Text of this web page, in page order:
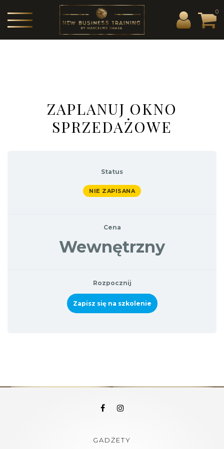
0
ZAPLANUJ OKNO
SPRZEDAŻOWE
Status
NIE ZAPISANA
Cena
Wewnętrzny
Rozpocznij
Zapisz się na szkolenie
GADŻETY